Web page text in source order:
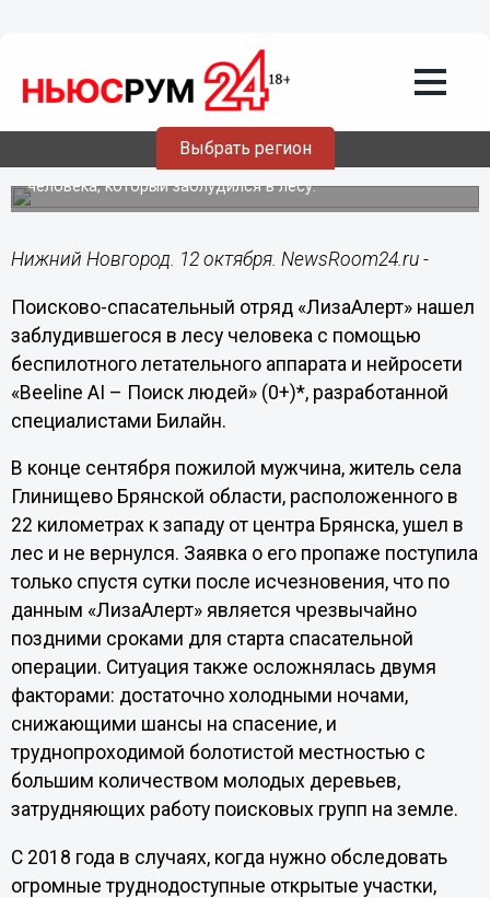
Выбрать регион
В поисках потерявшихся людей отряду
«Лиза Алерт» будет помогать
нейросеть
Благодаря разработке Билайн уже удалось спасти
человека, который заблудился в лесу.
Нижний Новгород. 12 октября. NewsRoom24.ru -
Поисково-спасательный отряд «ЛизаАлерт» нашел
заблудившегося в лесу человека с помощью
беспилотного летательного аппарата и нейросети
«Beeline AI – Поиск людей» (0+)*, разработанной
специалистами Билайн.
В конце сентября пожилой мужчина, житель села
Глинищево Брянской области, расположенного в
22 километрах к западу от центра Брянска, ушел в
лес и не вернулся. Заявка о его пропаже поступила
только спустя сутки после исчезновения, что по
данным «ЛизаАлерт» является чрезвычайно
поздними сроками для старта спасательной
операции. Ситуация также осложнялась двумя
факторами: достаточно холодными ночами,
снижающими шансы на спасение, и
труднопроходимой болотистой местностью с
большим количеством молодых деревьев,
затрудняющих работу поисковых групп на земле.
C 2018 года в случаях, когда нужно обследовать
огромные труднодоступные открытые участки,